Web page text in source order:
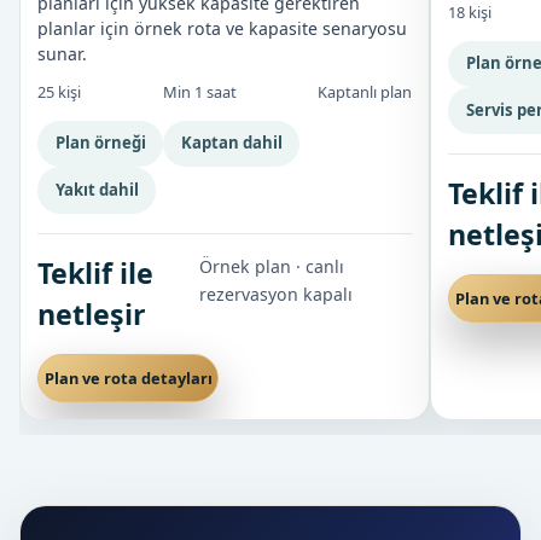
planlar için örnek rota ve kapasite senaryosu
sunar.
25 kişi Min 1 saat Kaptanlı plan
Plan örneği Kaptan dahil
Yakıt dahil
Teklif ile
netleşir
Örnek plan · canlı
rezervasyon kapalı
Plan ve rota detayları
18 kişi
Plan
Servis
Teklif
Plan ve